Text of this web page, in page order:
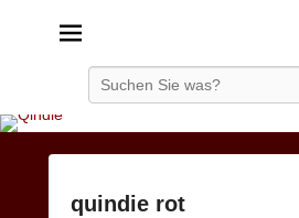
quindie rot